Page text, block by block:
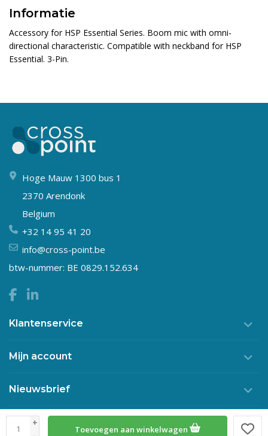
+
Toevoegen aan winkelwagen
Informatie
Accessory for HSP Essential Series. Boom mic with omni-
directional characteristic. Compatible with neckband for HSP
Essential. 3-Pin.
Hoge Mauw 1300 bus 1
2370 Arendonk
Belgium
+32 14 95 41 20
info@cross-point.be
btw-nummer: BE 0829.152.634
Klantenservice
Mijn account
Nieuwsbrief
© Copyright 2026 Crosspoint